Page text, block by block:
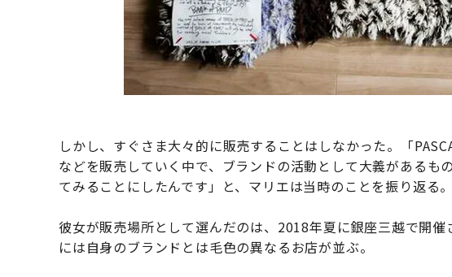
しかし、すぐさま大々的に販売することはしなかった。「
などを販売していく中で、ブランドの活動として大義があるも
てみることにしたんです」と、マリエは当時のことを振り返る。
彼女が販売場所として選んだのは、2018年夏に銀座三越で開
には自身のブランドとは毛色の異なるお店が並ぶ。